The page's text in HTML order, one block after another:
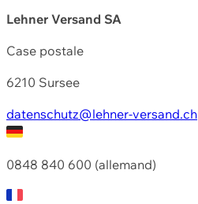
Lehner Versand SA
Case postale
6210 Sursee
datenschutz@lehner-versand.ch
0848 840 600 (allemand)